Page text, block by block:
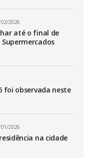
2026
até o final de
foi observada neste
2026
na cidade